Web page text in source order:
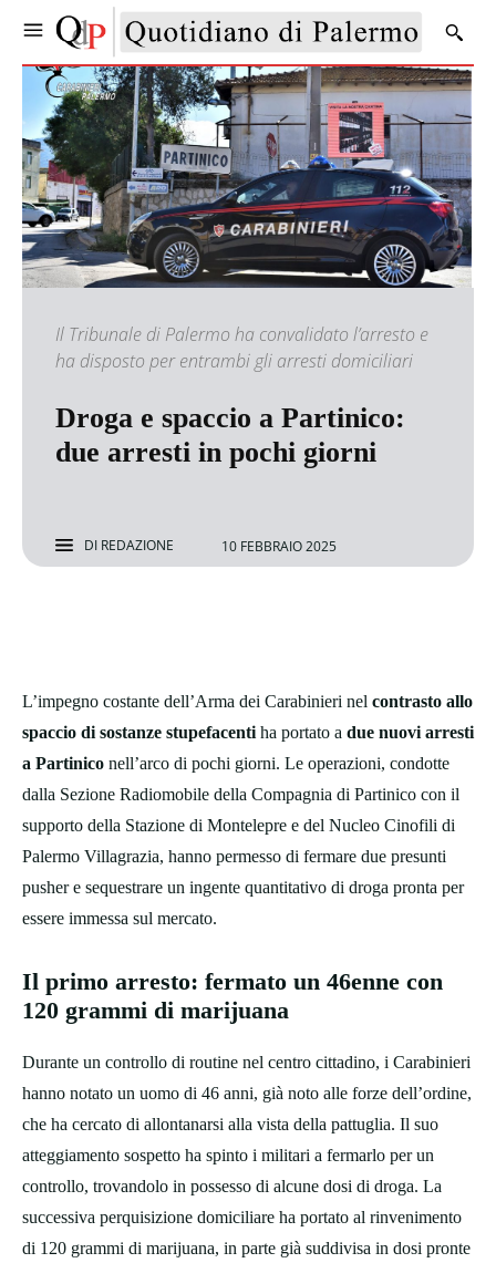
Il Tribunale di Palermo ha convalidato l’arresto e
ha disposto per entrambi gli arresti domiciliari
Droga e spaccio a Partinico:
due arresti in pochi giorni
DI REDAZIONE 10 FEBBRAIO 2025
L’impegno costante dell’Arma dei Carabinieri nel contrasto allo
spaccio di sostanze stupefacenti ha portato a due nuovi arresti
a Partinico nell’arco di pochi giorni. Le operazioni, condotte
dalla Sezione Radiomobile della Compagnia di Partinico con il
supporto della Stazione di Montelepre e del Nucleo Cinofili di
Palermo Villagrazia, hanno permesso di fermare due presunti
pusher e sequestrare un ingente quantitativo di droga pronta per
essere immessa sul mercato.
Il primo arresto: fermato un 46enne con
120 grammi di marijuana
Durante un controllo di routine nel centro cittadino, i Carabinieri
hanno notato un uomo di 46 anni, già noto alle forze dell’ordine,
che ha cercato di allontanarsi alla vista della pattuglia. Il suo
atteggiamento sospetto ha spinto i militari a fermarlo per un
controllo, trovandolo in possesso di alcune dosi di droga. La
successiva perquisizione domiciliare ha portato al rinvenimento
di 120 grammi di marijuana, in parte già suddivisa in dosi pronte